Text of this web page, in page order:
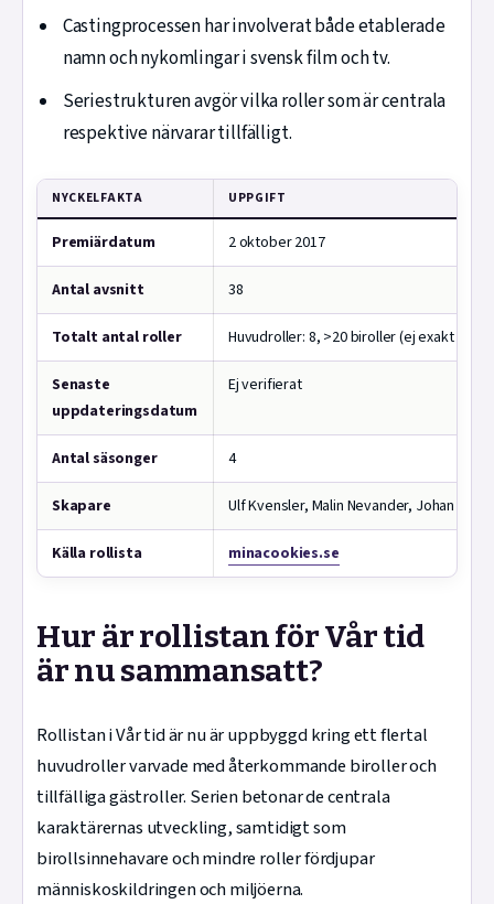
Castingprocessen har involverat både etablerade
namn och nykomlingar i svensk film och tv.
Seriestrukturen avgör vilka roller som är centrala
respektive närvarar tillfälligt.
NYCKELFAKTA UPPGIFT
Premiärdatum 2 oktober 2017
Antal avsnitt 38
Totalt antal roller Huvudroller: 8, >20 biroller (ej exakt
Senaste
uppdateringsdatum
Ej verifierat
Antal säsonger 4
Skapare Ulf Kvensler, Malin Nevander, Johan
Källa rollista minacookies.se
Hur är rollistan för Vår tid
är nu sammansatt?
Rollistan i Vår tid är nu är uppbyggd kring ett flertal
huvudroller varvade med återkommande biroller och
tillfälliga gästroller. Serien betonar de centrala
karaktärernas utveckling, samtidigt som
birollsinnehavare och mindre roller fördjupar
människoskildringen och miljöerna.